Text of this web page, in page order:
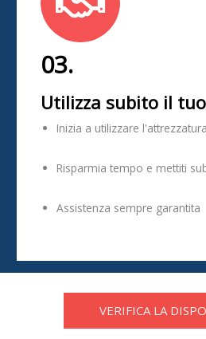
03.
Utilizza subito il
Inizia a utilizzare
Risparmia tempo e mettiti
Assistenza sempre garantita
VERIFICA LA